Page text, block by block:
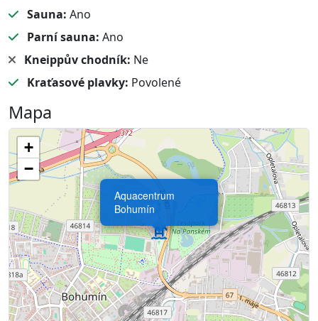
Sauna: Ano
Parní sauna: Ano
Kneippův chodník: Ne
Kraťasové plavky: Povolené
Mapa
Aquacentrum
Bohumín
+
−